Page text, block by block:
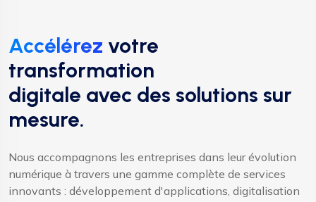
Accélérez votre
transformation
digitale avec des solutions sur
mesure.
Nous accompagnons les entreprises dans leur évolution
numérique à travers une gamme complète de services
innovants : développement d'applications, digitalisation